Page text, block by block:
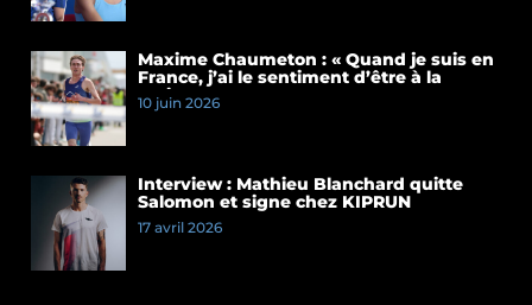
Maxime Chaumeton : « Quand je suis en
France, j’ai le sentiment d’être à la
maison »
10 juin 2026
Interview : Mathieu Blanchard quitte
Salomon et signe chez KIPRUN
17 avril 2026